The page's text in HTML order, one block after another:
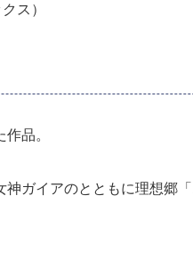
ス）
品。
ガイアのとともに理想郷